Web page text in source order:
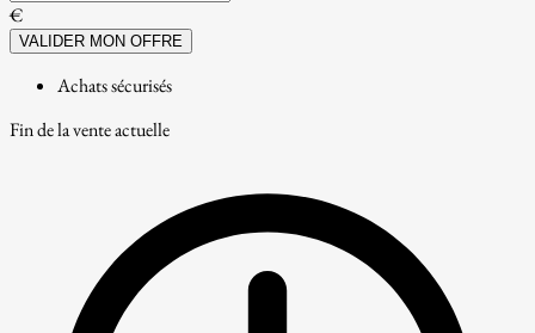
€
VALIDER MON OFFRE
Achats sécurisés
Fin de la vente actuelle